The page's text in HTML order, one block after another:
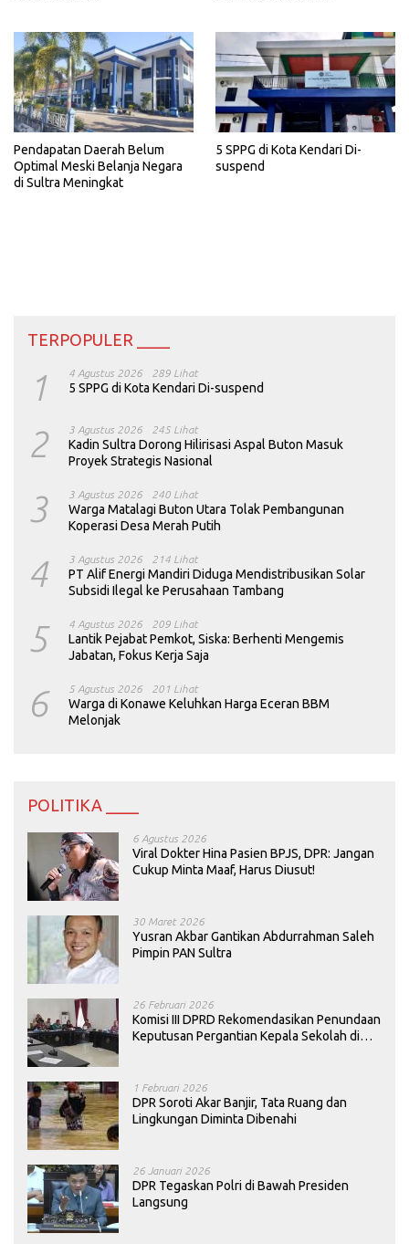
Pendapatan Daerah Belum
Optimal Meski Belanja Negara
di Sultra Meningkat
5 SPPG di Kota Kendari Di-
suspend
TERPOPULER ____
1 4 Agustus 2026 289 Lihat
5 SPPG di Kota Kendari Di-suspend
2 3 Agustus 2026 245 Lihat
Kadin Sultra Dorong Hilirisasi Aspal Buton Masuk
Proyek Strategis Nasional
3 3 Agustus 2026 240 Lihat
Warga Matalagi Buton Utara Tolak Pembangunan
Koperasi Desa Merah Putih
4 3 Agustus 2026 214 Lihat
PT Alif Energi Mandiri Diduga Mendistribusikan Solar
Subsidi Ilegal ke Perusahaan Tambang
5 4 Agustus 2026 209 Lihat
Lantik Pejabat Pemkot, Siska: Berhenti Mengemis
Jabatan, Fokus Kerja Saja
6 5 Agustus 2026 201 Lihat
Warga di Konawe Keluhkan Harga Eceran BBM
Melonjak
POLITIKA ____
6 Agustus 2026
Viral Dokter Hina Pasien BPJS, DPR: Jangan
Cukup Minta Maaf, Harus Diusut!
30 Maret 2026
Yusran Akbar Gantikan Abdurrahman Saleh
Pimpin PAN Sultra
26 Februari 2026
Komisi III DPRD Rekomendasikan Penundaan
Keputusan Pergantian Kepala Sekolah di
1 Februari 2026
DPR Soroti Akar Banjir, Tata Ruang dan
Lingkungan Diminta Dibenahi
26 Januari 2026
DPR Tegaskan Polri di Bawah Presiden
Langsung